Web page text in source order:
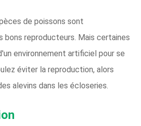
de poissons sont
bons reproducteurs. Mais certaines
environnement artificiel pour se
éviter la reproduction, alors
alevins dans les écloseries.